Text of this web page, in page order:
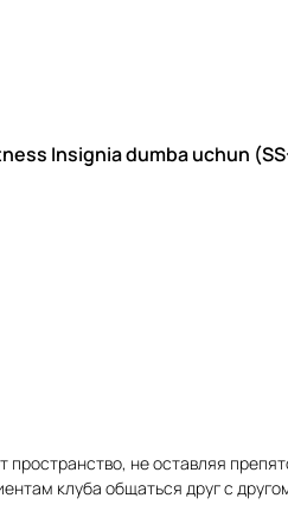
Insignia dumba uchun
не оставляя
клуба общаться друг с